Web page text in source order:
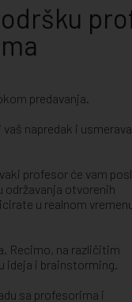
predavanja.
napredak i
profesor će vam
održavanja otvorenih
u realnom
Recimo, na različitim
ideja i brainstorming.
sa profesorima i